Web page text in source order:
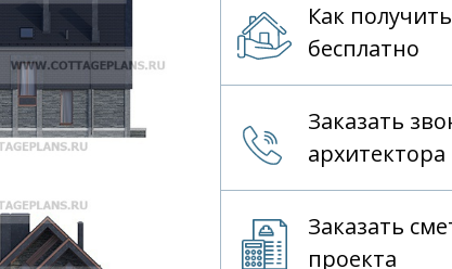
Как
бесплатно
Заказать
архитектора
Заказать
проекта